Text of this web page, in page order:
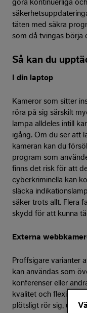
göra kontinuerliga
täten med säkra
som då tvingas börja
Så kan du
I din laptop
Kameror som sitter
röra på sig särskilt
lampa alldeles intill
igång. Om du ser att
kameran kan du
program som
finns det risk för att
cyberkriminella kan
släcka
säker trots allt. Flera
skydd för att kunna
Externa
Proffsigare varianter
kan användas som
konferenser eller
kvalitet och
plötsligt rör sig, utan